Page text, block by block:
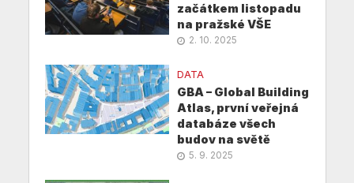
začátkem listopadu
na pražské VŠE
2. 10. 2025
DATA
GBA – Global Building
Atlas, první veřejná
databáze všech
budov na světě
5. 9. 2025